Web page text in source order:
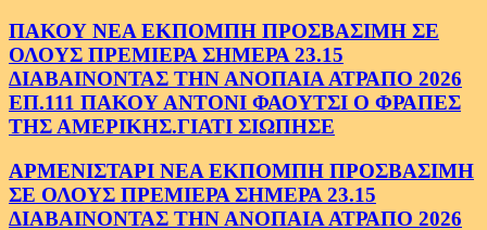
ΠΑΚΟΥ ΝΕΑ ΕΚΠΟΜΠΗ ΠΡΟΣΒΑΣΙΜΗ ΣΕ
ΟΛΟΥΣ ΠΡΕΜΙΕΡΑ ΣΗΜΕΡΑ 23.15
ΔΙΑΒΑΙΝΟΝΤΑΣ ΤΗΝ ΑΝΟΠΑΙΑ ΑΤΡΑΠΟ 2026
ΕΠ.111 ΠΑΚΟΥ ΑΝΤΟΝΙ ΦΑΟΥΤΣΙ Ο ΦΡΑΠΕΣ
ΤΗΣ ΑΜΕΡΙΚΗΣ.ΓΙΑΤΙ ΣΙΩΠΗΣΕ
ΑΡΜΕΝΙΣΤΑΡΙ ΝΕΑ ΕΚΠΟΜΠΗ ΠΡΟΣΒΑΣΙΜΗ
ΣΕ ΟΛΟΥΣ ΠΡΕΜΙΕΡΑ ΣΗΜΕΡΑ 23.15
ΔΙΑΒΑΙΝΟΝΤΑΣ ΤΗΝ ΑΝΟΠΑΙΑ ΑΤΡΑΠΟ 2026